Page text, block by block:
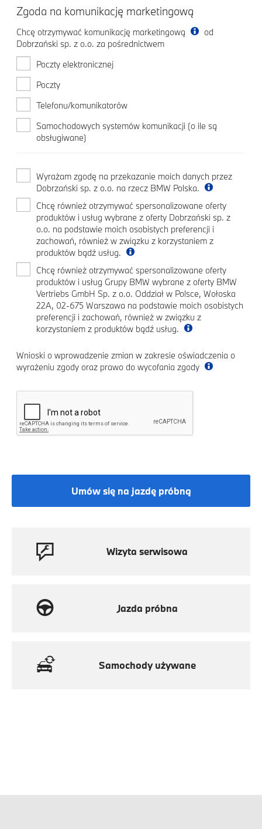
Zgoda na komunikację marketingową
Chcę otrzymywać komunikację marketingową
od
Dobrzański sp. z o.o. za pośrednictwem
Poczty elektronicznej
Poczty
Telefonu/komunikatorów
Samochodowych systemów komunikacji (o ile są
obsługiwane)
Wyrażam zgodę na przekazanie moich danych przez
Dobrzański sp. z o.o. na rzecz BMW Polska.
Chcę również otrzymywać spersonalizowane oferty
produktów i usług wybrane z oferty Dobrzański sp. z
o.o. na podstawie moich osobistych preferencji i
zachowań, również w związku z korzystaniem z
produktów bądź usług.
Chcę również otrzymywać spersonalizowane oferty
produktów i usług Grupy BMW wybrane z oferty BMW
Vertriebs GmbH Sp. z o.o. Oddział w Polsce, Wołoska
22A, 02-675 Warszawa na podstawie moich osobistych
preferencji i zachowań, również w związku z
korzystaniem z produktów bądź usług.
Wnioski o wprowadzenie zmian w zakresie oświadczenia o
wyrażeniu zgody oraz prawo do wycofania zgody
Umów się na jazdę próbną
Wizyta serwisowa
Jazda próbna
Samochody używane